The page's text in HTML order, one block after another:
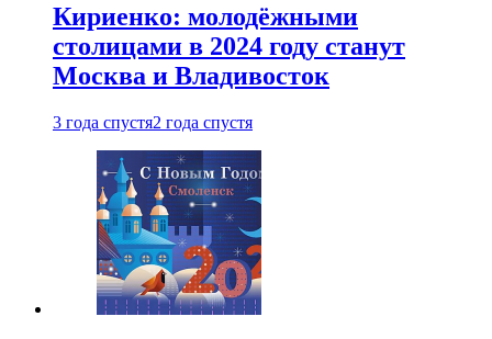
Кириенко: молодёжными
столицами в 2024 году станут
Москва и Владивосток
3 года спустя2 года спустя